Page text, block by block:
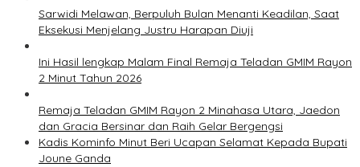
Sarwidi Melawan, Berpuluh Bulan Menanti Keadilan, Saat
Eksekusi Menjelang Justru Harapan Diuji
Ini Hasil lengkap Malam Final Remaja Teladan GMIM Rayon
2 Minut Tahun 2026
Remaja Teladan GMIM Rayon 2 Minahasa Utara, Jaedon
dan Gracia Bersinar dan Raih Gelar Bergengsi
Kadis Kominfo Minut Beri Ucapan Selamat Kepada Bupati
Joune Ganda